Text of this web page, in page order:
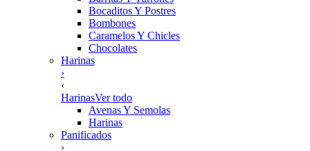
Bocaditos Y Postres
Bombones
Caramelos Y Chicles
Chocolates
Harinas
›
‹
HarinasVer todo
Avenas Y Semolas
Harinas
Panificados
›